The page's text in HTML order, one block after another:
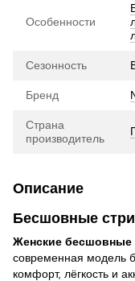
Особенности
Сезонность
Бренд
Страна
производитель
Описание
Бесшовные
Женские бесшовные
современная модель
комфорт, лёгкость и